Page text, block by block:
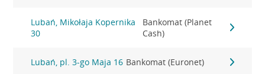
Lubań, Mikołaja Kopernika
30
Bankomat (Planet
Cash)
Lubań, pl. 3-go Maja 16 Bankomat (Euronet)